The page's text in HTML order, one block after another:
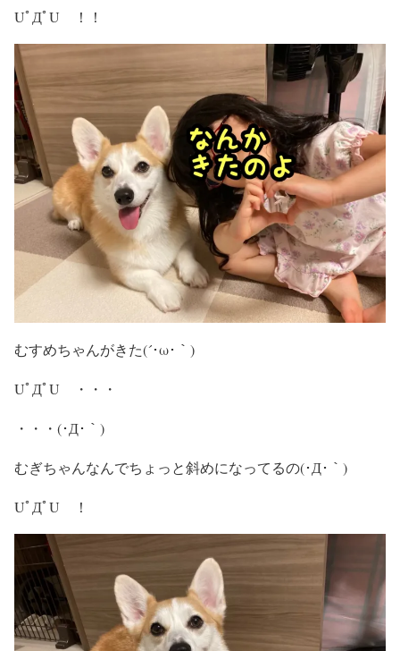
UﾟДﾟU ！！
むすめちゃんがきた(´･ω･｀)
UﾟДﾟU ・・・
・・・(･Д･｀)
むぎちゃんなんでちょっと斜めになってるの(･Д･｀)
UﾟДﾟU ！